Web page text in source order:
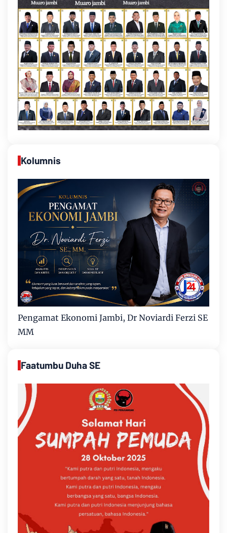
Kolumnis
Pengamat Ekonomi Jambi, Dr Noviardi Ferzi SE
MM
Faatumbu Duha SE